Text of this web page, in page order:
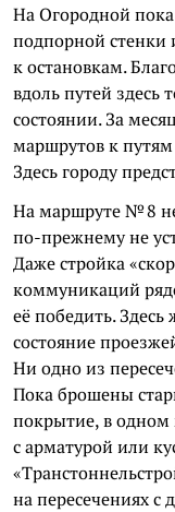
На Огородной пока
подпорной стенки
к остановкам.
вдоль путей здесь
состоянии. За
маршрутов к путям
Здесь городу
На маршруте № 8
по-прежнему не
Даже стройка
коммуникаций
её победить.
состояние
Ни одно из
Пока брошены
покрытие, в
с арматурой или
на пересечениях с